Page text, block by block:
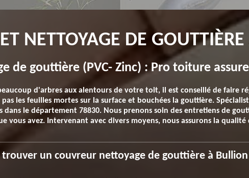
NETTOYAGE DE
de gouttière (PVC- Zinc) : Pro toiture
d'arbres aux alentours de votre toit, il est conseillé de faire
pas les feuilles mortes sur la surface et bouchées la gouttière.
dans le département 78830. Nous prenons soin des entretiens de
vous avez. Intervenant avec divers moyens, nous assurons la qualité
un couvreur nettoyage de gouttière à Bullion